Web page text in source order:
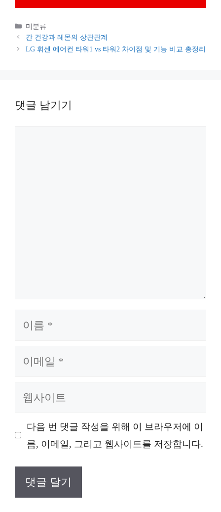
카
테
고
미분류
간 건강과 레몬의 상관관계
LG 휘센 에어컨 타워1 vs 타워2 차이점 및 기능 비교 총정리
댓글 남기기
트
다음 번 댓글 작성을 위해 이 브라우저에 이
름, 이메일, 그리고 웹사이트를 저장합니다.